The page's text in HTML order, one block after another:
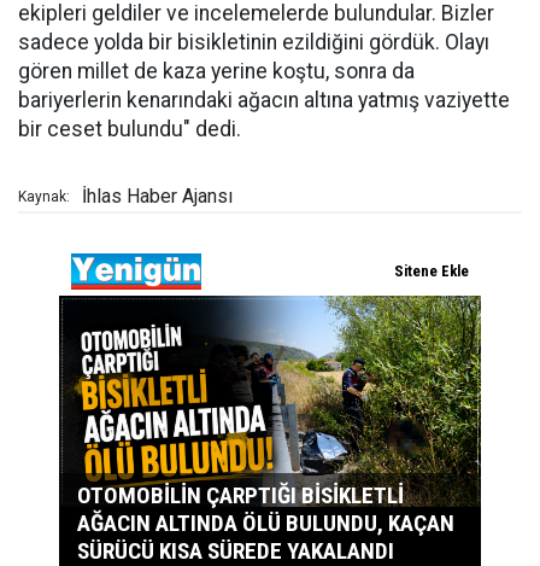
ekipleri geldiler ve incelemelerde bulundular. Bizler
sadece yolda bir bisikletinin ezildiğini gördük. Olayı
gören millet de kaza yerine koştu, sonra da
bariyerlerin kenarındaki ağacın altına yatmış vaziyette
bir ceset bulundu" dedi.
Kaynak: İhlas Haber Ajansı